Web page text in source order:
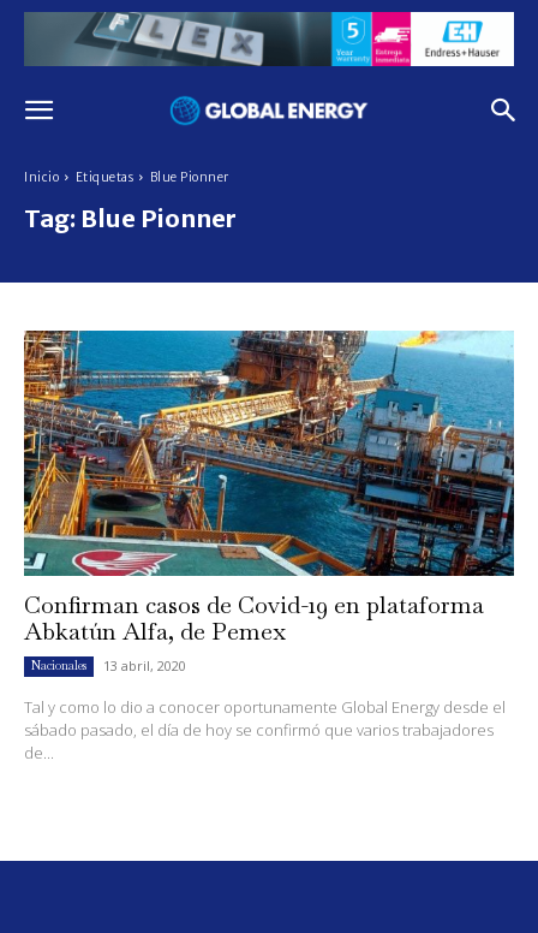
Inicio Etiquetas Blue Pionner
Tag: Blue Pionner
Confirman casos de Covid-19 en plataforma
Abkatún Alfa, de Pemex
Nacionales 13 abril, 2020
Tal y como lo dio a conocer oportunamente Global Energy desde el
sábado pasado, el día de hoy se confirmó que varios trabajadores
de...